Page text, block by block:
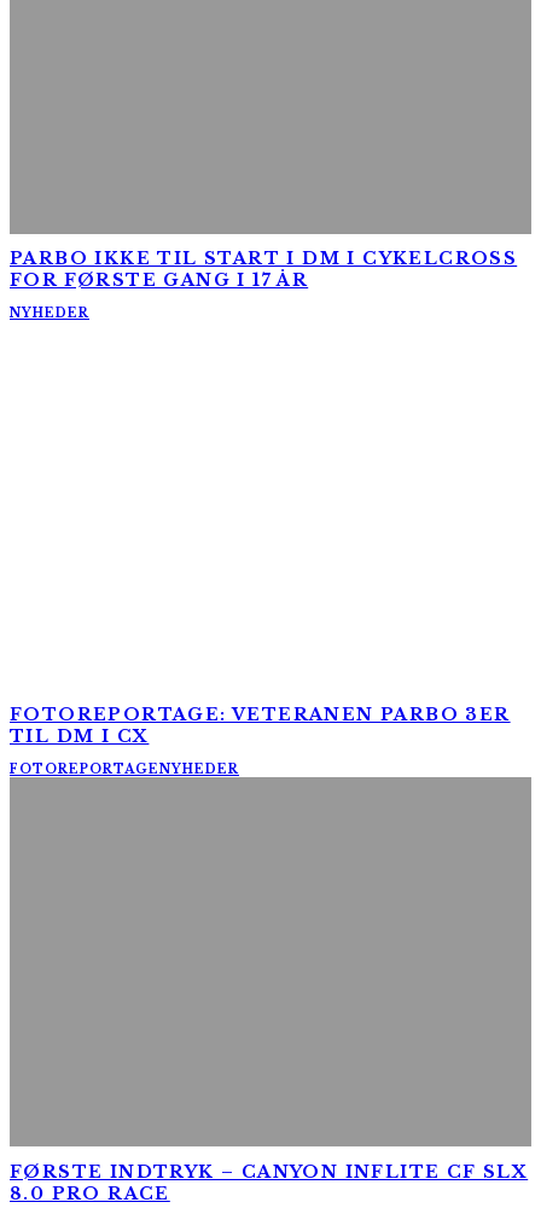
PARBO IKKE TIL START I DM I CYKELCROSS
FOR FØRSTE GANG I 17 ÅR
NYHEDER
FOTOREPORTAGE: VETERANEN PARBO 3ER
TIL DM I CX
FOTOREPORTAGENYHEDER
FØRSTE INDTRYK – CANYON INFLITE CF SLX
8.0 PRO RACE